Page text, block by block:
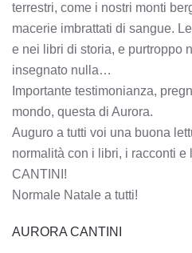
terrestri, come i nostri monti
macerie imbrattati di sangue.
e nei libri di storia, e purtroppo
insegnato nulla…
Importante testimonianza,
mondo, questa di Aurora.
Auguro a tutti voi una buona
normalità con i libri, i racconti e
CANTINI!
Normale Natale a tutti!
AURORA CANTINI